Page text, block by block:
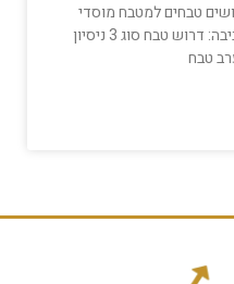
טבחים למטבח מוסדי
ציבורי ממשלתי ברמלה לוד והסביבה: דרוש טבח סוג 3 ניסיון
טבח